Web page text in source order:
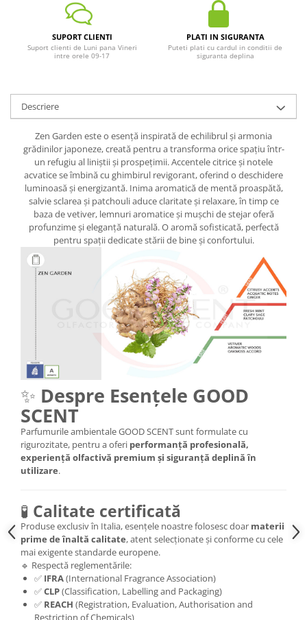
SUPORT CLIENTI
Suport clienti de Luni pana Vineri
intre orele 09-17
PLATI IN SIGURANTA
Puteti plati cu cardul in conditii de
siguranta deplina
Descriere
Zen Garden este o esență inspirată de echilibrul și armonia
grădinilor japoneze, creată pentru a transforma orice spațiu într-
un refugiu al liniștii și prospețimii. Accentele citrice și notele
acvatice se îmbină cu ghimbirul revigorant, oferind o deschidere
luminoasă și energizantă. Inima aromatică de mentă proaspătă,
salvie sclarea și patchouli aduce claritate și relaxare, în timp ce
baza de vetiver, lemnuri aromatice și mușchi de stejar oferă
profunzime și eleganță naturală. O aromă sofisticată, perfectă
pentru spații dedicate stării de bine și confortului.
✨ Despre Esențele GOOD
SCENT
Parfumurile ambientale GOOD SCENT sunt formulate cu
rigurozitate, pentru a oferi performanță profesională,
experiență olfactivă premium și siguranță deplină în
utilizare.
🧪 Calitate certificată
Produse exclusiv în Italia, esențele noastre folosesc doar materii
prime de înaltă calitate, atent selecționate și conforme cu cele
mai exigente standarde europene.
🔹 Respectă reglementările:
✅ IFRA(International Fragrance Association)
✅CLP(Classification, Labelling and Packaging)
✅ REACH (Registration, Evaluation, Authorisation and
Restriction of Chemicals)